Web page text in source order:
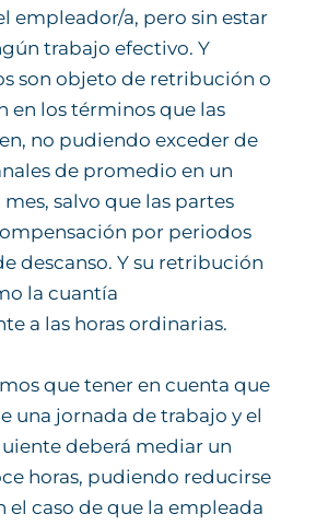
empleador/a, pero sin estar
trabajo efectivo. Y
son objeto de retribución o
en los términos que las
no pudiendo exceder de
de promedio en un
salvo que las partes
por periodos
descanso. Y su retribución
la cuantía
a las horas ordinarias.
que tener en cuenta que
una jornada de trabajo y el
deberá mediar un
horas, pudiendo reducirse
el caso de que la empleada